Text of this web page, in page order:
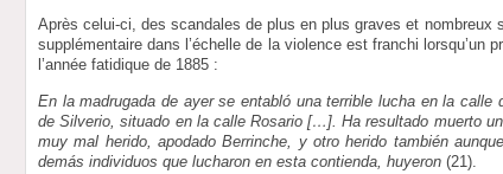
Après celui-ci, des scandales de plus en plus graves et
supplémentaire dans l’échelle de la violence est franchi lorsqu’un
l’année fatidique de 1885 :
En la madrugada de ayer se entabló una terrible lucha en la
de Silverio, situado en la calle Rosario […]. Ha resultado muerto
muy mal herido, apodado Berrinche, y otro herido también
demás individuos que lucharon en esta contienda, huyeron (21).